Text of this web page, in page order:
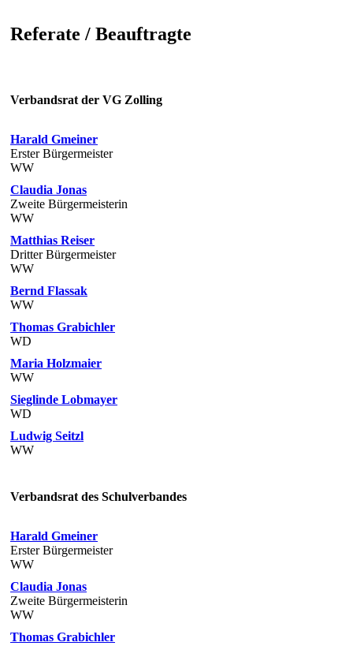
Referate / Beauftragte
Verbandsrat der VG Zolling
Harald Gmeiner
Erster Bürgermeister
WW
Claudia Jonas
Zweite Bürgermeisterin
WW
Matthias Reiser
Dritter Bürgermeister
WW
Bernd Flassak
WW
Thomas Grabichler
WD
Maria Holzmaier
WW
Sieglinde Lobmayer
WD
Ludwig Seitzl
WW
Verbandsrat des Schulverbandes
Harald Gmeiner
Erster Bürgermeister
WW
Claudia Jonas
Zweite Bürgermeisterin
WW
Thomas Grabichler